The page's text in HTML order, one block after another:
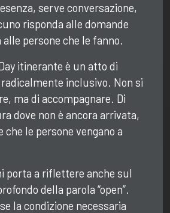
serve conversazione,
risponda alle domande
persone che le fanno.
itinerante è un atto di
inclusivo. Non si
ma di accompagnare. Di
dove non è ancora arrivata,
che le persone vengano a
porta a riflettere anche sul
della parola “open”.
la condizione necessaria